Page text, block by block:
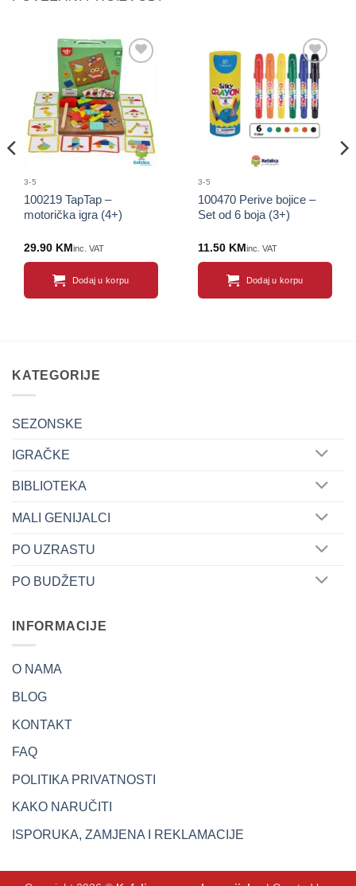
Sačuvaj
proizvod
3-5
100219 TapTap –
motorička igra (4+)
29.90 KMinc. VAT
Dodaj u korpu
Sačuvaj
proizvod
3-5
100470 Perive bojice –
Set od 6 boja (3+)
11.50 KMinc. VAT
Dodaj u korpu
KATEGORIJE
SEZONSKE
IGRAČKE
BIBLIOTEKA
MALI GENIJALCI
PO UZRASTU
PO BUDŽETU
INFORMACIJE
O NAMA
BLOG
KONTAKT
FAQ
POLITIKA PRIVATNOSTI
KAKO NARUČITI
ISPORUKA, ZAMJENA I REKLAMACIJE